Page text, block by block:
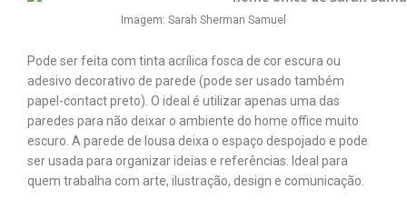
Imagem: Sarah Sherman Samuel
Pode ser feita com tinta acrílica fosca de cor escura ou
adesivo decorativo de parede (pode ser usado também
papel-contact preto). O ideal é utilizar apenas uma das
paredes para não deixar o ambiente do home office muito
escuro. A parede de lousa deixa o espaço despojado e pode
ser usada para organizar ideias e referências. Ideal para
quem trabalha com arte, ilustração, design e comunicação.